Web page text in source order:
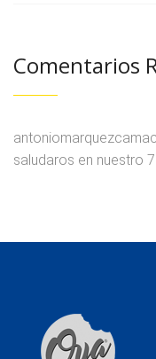
Comentarios
saludaros en nuestro